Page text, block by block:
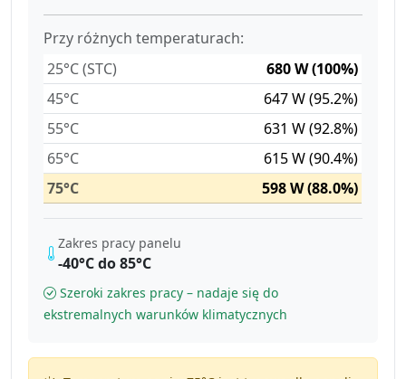
Przy różnych temperaturach:
25°C (STC)
680 W (100%)
45°C
647 W (95.2%)
55°C
631 W (92.8%)
65°C
615 W (90.4%)
75°C
598 W (88.0%)
Zakres pracy panelu
-40°C do 85°C
Szeroki zakres pracy – nadaje się do
ekstremalnych warunków klimatycznych